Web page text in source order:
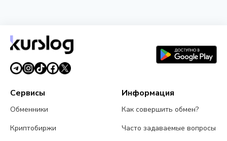
полгода
4 мин чтения
Сервисы
Обменники
Криптобиржи
Информация
Как совершить обмен?
Часто задаваемые вопросы